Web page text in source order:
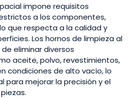
impone requisitos
a los componentes,
que respecta a la calidad y
Los hornos de limpieza al
eliminar diversos
aceite, polvo, revestimientos,
condiciones de alto vacío, lo
para mejorar la precisión y el